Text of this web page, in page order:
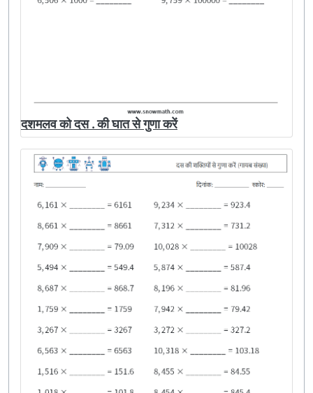
दशमलव को दस . की घात से गुणा करें